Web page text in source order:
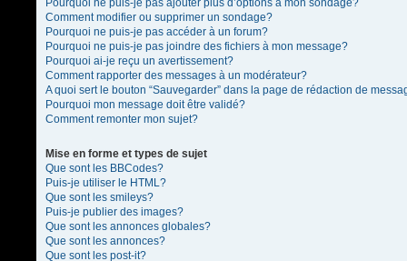
Pourquoi ne puis-je pas ajouter plus d’options à mon sondage?
Comment modifier ou supprimer un sondage?
Pourquoi ne puis-je pas accéder à un forum?
Pourquoi ne puis-je pas joindre des fichiers à mon message?
Pourquoi ai-je reçu un avertissement?
Comment rapporter des messages à un modérateur?
A quoi sert le bouton “Sauvegarder” dans la page de rédaction de
Pourquoi mon message doit être validé?
Comment remonter mon sujet?
Mise en forme et types de sujet
Que sont les BBCodes?
Puis-je utiliser le HTML?
Que sont les smileys?
Puis-je publier des images?
Que sont les annonces globales?
Que sont les annonces?
Que sont les post-it?